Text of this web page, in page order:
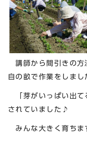
講師から間引きの方
自の畝で作業をしまし
「芽がいっぱい出て
されていました♪
みんな大きく育ちま